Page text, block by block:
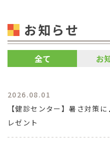
お知らせ
全て お
2026.08.01
【健診センター】暑さ対策
レゼント